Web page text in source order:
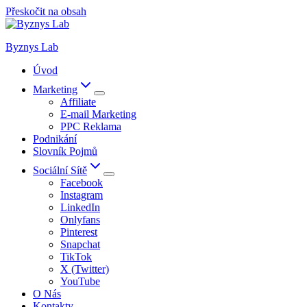
Přeskočit na obsah
Byznys Lab
Úvod
Marketing
Affiliate
E-mail Marketing
PPC Reklama
Podnikání
Slovník Pojmů
Sociální Sítě
Facebook
Instagram
LinkedIn
Onlyfans
Pinterest
Snapchat
TikTok
X (Twitter)
YouTube
O Nás